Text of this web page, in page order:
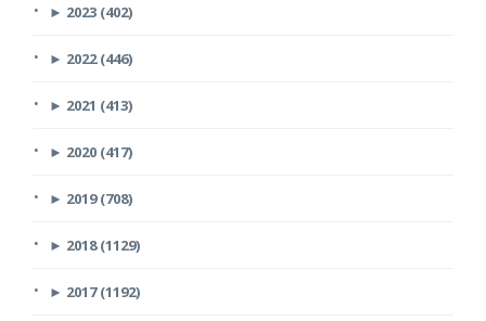
► 2023 (402)
► 2022 (446)
► 2021 (413)
► 2020 (417)
► 2019 (708)
► 2018 (1129)
► 2017 (1192)